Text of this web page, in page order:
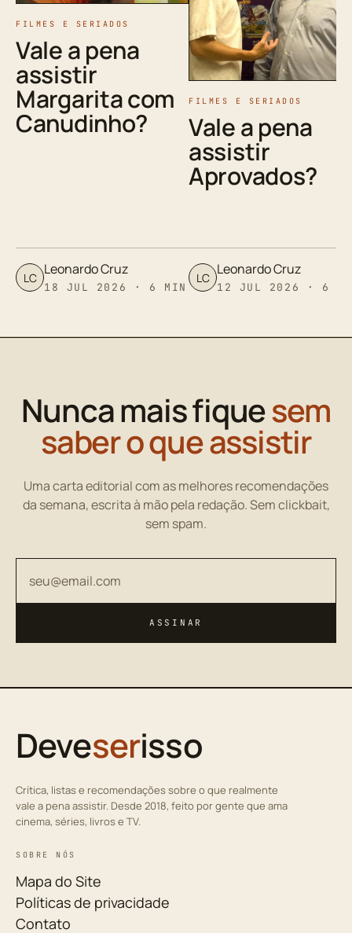
FILMES E SERIADOS
Vale a pena
assistir
Margarita com
Canudinho?
LC Leonardo Cruz
18 JUL 2026 · 6 MIN
FILMES E SERIADOS
Vale a pena
assistir
Aprovados?
LC Leonardo Cruz
12 JUL 2026 · 6
Nunca mais fiquesem
saber o que assistir
Uma carta editorial com as melhores recomendações
da semana, escrita à mão pela redação. Sem clickbait,
sem spam.
ASSINAR
Deveserisso
Crítica, listas e recomendações sobre o que realmente
vale a pena assistir. Desde 2018, feito por gente que ama
cinema, séries, livros e TV.
SOBRE NÓS
Mapa do Site
Políticas de privacidade
Contato